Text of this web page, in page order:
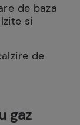
de baza
si
de
gaz